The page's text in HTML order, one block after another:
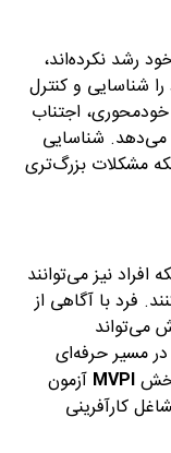
رشد نکرده‌اند،
شناسایی و کنترل
مانند خودمحوری، اجتناب
می‌دهد. شناسایی
مشکلات بزرگ‌تری
افراد نیز می‌توانند
فرد با آگاهی از
می‌تواند
مسیر حرفه‌ای
بخشMVPI آزمون
کارآفرینی